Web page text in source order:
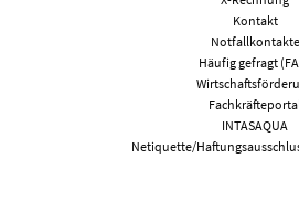
Kontakt
Notfallkontakte
Häufig gefragt
INTASAQUA
Netiquette/